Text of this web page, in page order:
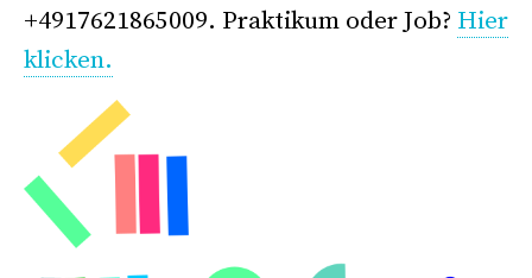
+4917621865009. Praktikum oder Job? Hier
klicken.